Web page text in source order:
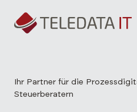
Ihr Partner für die
Steuerberatern